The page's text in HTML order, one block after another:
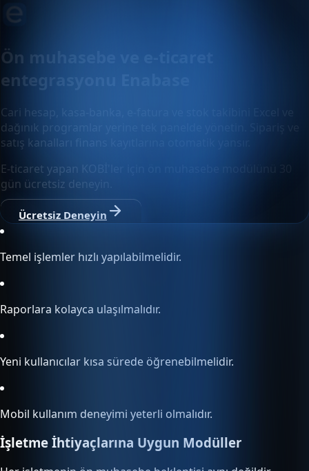
Ön muhasebe ve e-ticaret
entegrasyonu Enabase
Cari hesap, kasa-banka, e-fatura ve stok takibini Excel ve
dağınık programlar yerine tek panelde yönetin. Sipariş ve
satış kanalları finans kayıtlarına otomatik yansır.
E-ticaret yapan KOBİ'ler için ön muhasebe modülünü 30
gün ücretsiz deneyin.
Ücretsiz Deneyin
Temel işlemler hızlı yapılabilmelidir.
Raporlara kolayca ulaşılmalıdır.
Yeni kullanıcılar kısa sürede öğrenebilmelidir.
Mobil kullanım deneyimi yeterli olmalıdır.
İşletme İhtiyaçlarına Uygun Modüller